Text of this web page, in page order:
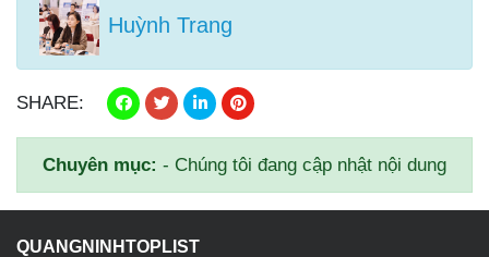
Huỳnh Trang
SHARE:
Chuyên mục: - Chúng tôi đang cập nhật nội dung
QUANGNINHTOPLIST